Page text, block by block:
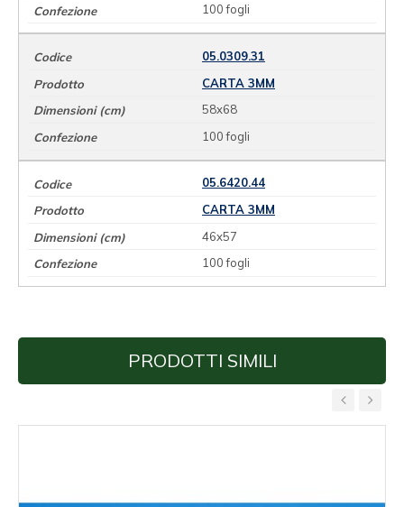
100 fogli
05.0309.31
CARTA 3MM
58x68
100 fogli
05.6420.44
CARTA 3MM
46x57
100 fogli
PRODOTTI SIMILI
‹ ›